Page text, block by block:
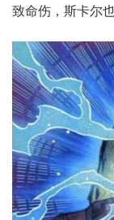
致命伤，斯卡尔